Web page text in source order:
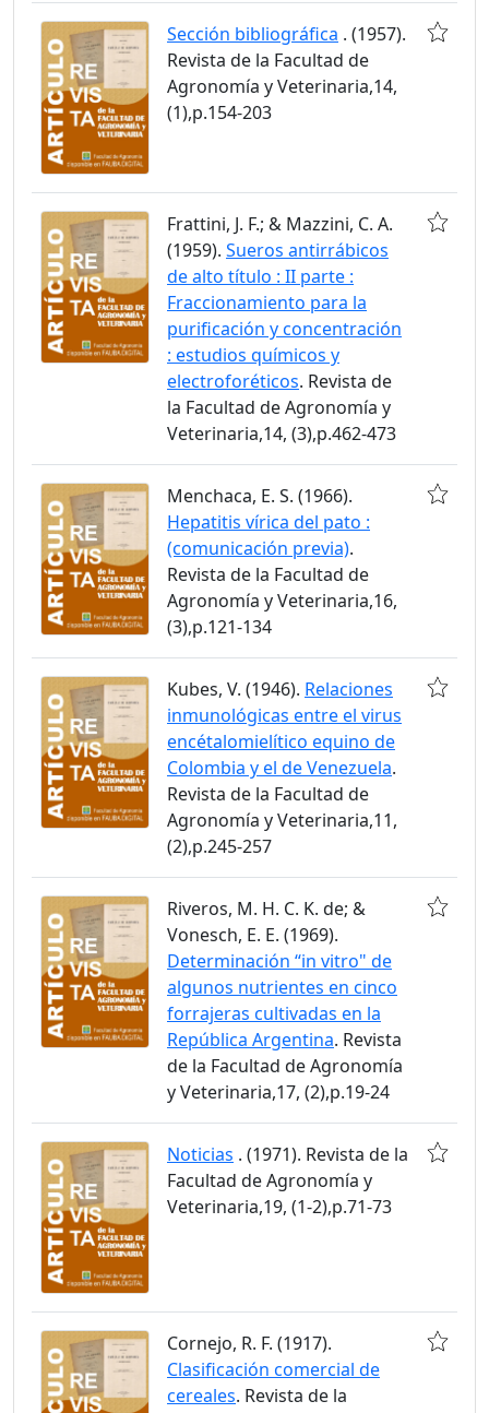
Sección bibliográfica . (1957).
Revista de la Facultad de
Agronomía y Veterinaria,14,
(1),p.154-203
Frattini, J. F.; & Mazzini, C. A.
(1959). Sueros antirrábicos
de alto título : II parte :
Fraccionamiento para la
purificación y concentración
: estudios químicos y
electroforéticos. Revista de
la Facultad de Agronomía y
Veterinaria,14, (3),p.462-473
Menchaca, E. S. (1966).
Hepatitis vírica del pato :
(comunicación previa).
Revista de la Facultad de
Agronomía y Veterinaria,16,
(3),p.121-134
Kubes, V. (1946). Relaciones
inmunológicas entre el virus
encétalomielítico equino de
Colombia y el de Venezuela.
Revista de la Facultad de
Agronomía y Veterinaria,11,
(2),p.245-257
Riveros, M. H. C. K. de; &
Vonesch, E. E. (1969).
Determinación “in vitro" de
algunos nutrientes en cinco
forrajeras cultivadas en la
República Argentina. Revista
de la Facultad de Agronomía
y Veterinaria,17, (2),p.19-24
Noticias . (1971). Revista de la
Facultad de Agronomía y
Veterinaria,19, (1-2),p.71-73
Cornejo, R. F. (1917).
Clasificación comercial de
cereales. Revista de la